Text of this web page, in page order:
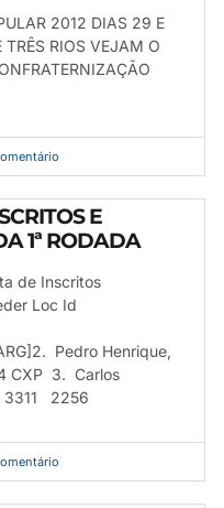
2012 DIAS 29 E
TRÊS RIOS VEJAM O
E
1ª RODADA
de Inscritos
Id
Pedro Henrique,
3. Carlos
2256